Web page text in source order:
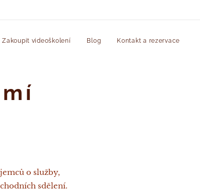
Zakoupit videoškolení Blog Kontakt a rezervace
o služby,
sdělení.